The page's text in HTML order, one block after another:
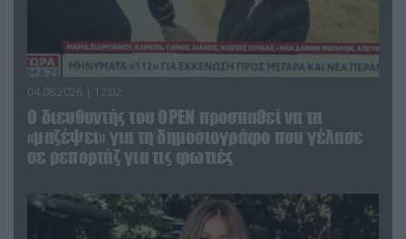
04.08.2026 | 12:02
O διευθυντής του OPEN προσπαθεί να τα
«μαζέψει» για τη δημοσιογράφο που γέλασε
σε ρεπορτάζ για τις φωτιές